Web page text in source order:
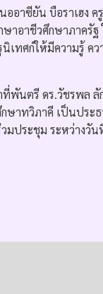
อาซียัน บือราเฮง
าอาชีวศึกษาภาครั
ทศก์ให้มีความรู้ คว
าที่พันตรี ดร.วัชรพ
ษาทวิภาคี เป็นประ
มประชุม ระหว่างวั